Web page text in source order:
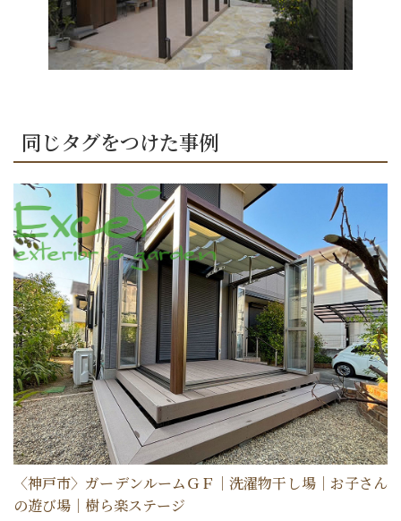
選ばれる理由
新着情報
施工事例
ショールーム案内
会社概要
受付時間：9:00～18:00
同じタグをつけた事例
〈神戸市〉ガーデンルームＧＦ｜洗濯物干し場｜お子さん
の遊び場｜樹ら楽ステージ